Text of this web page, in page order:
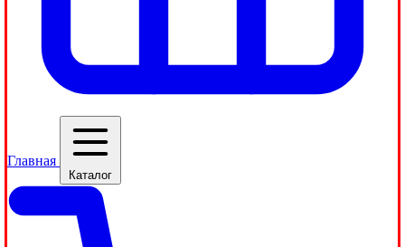
Главная
Каталог